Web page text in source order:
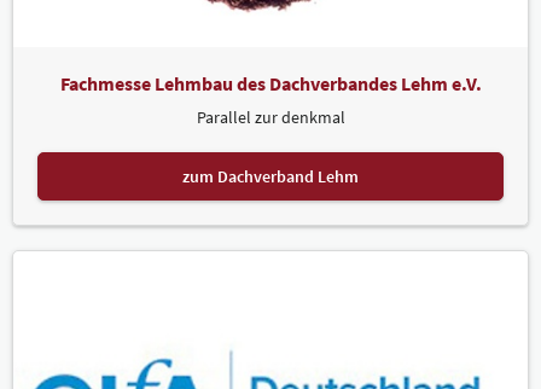
Fachmesse Lehmbau des Dachverbandes Lehm e.V.
Parallel zur denkmal
zum Dachverband Lehm